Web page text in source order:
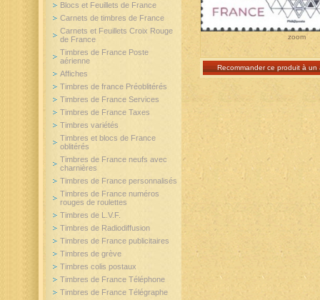
zoom
Recommander ce produit à un
Blocs et Feuillets de France
Carnets de timbres de France
Carnets et Feuillets Croix Rouge
de France
Timbres de France Poste
aérienne
Affiches
Timbres de france Préoblitérés
Timbres de France Services
Timbres de France Taxes
Timbres variétés
Timbres et blocs de France
oblitérés
Timbres de France neufs avec
charnières
Timbres de France personnalisés
Timbres de France numéros
rouges de roulettes
Timbres de L.V.F.
Timbres de Radiodiffusion
Timbres de France publicitaires
Timbres de grève
Timbres colis postaux
Timbres de France Téléphone
Timbres de France Télégraphe